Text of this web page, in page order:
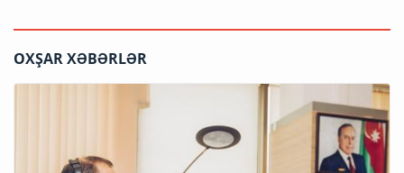
OXŞAR XƏBƏRLƏR